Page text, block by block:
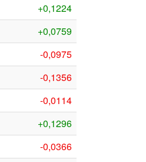
+0,1224
+0,0759
-0,0975
-0,1356
-0,0114
+0,1296
-0,0366